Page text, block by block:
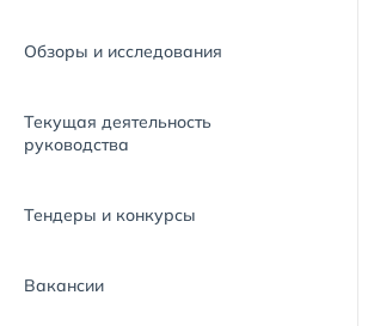
Обзоры и исследования
Текущая деятельность
руководства
Тендеры и конкурсы
Вакансии